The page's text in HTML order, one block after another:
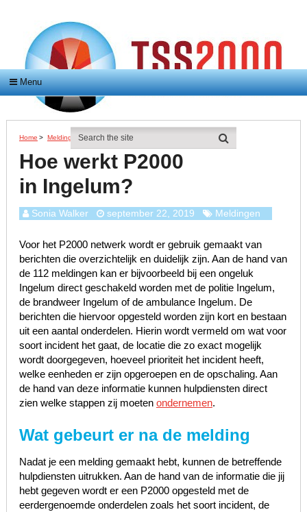
Menu
Home > Meldingen > Hoe Werkt P2000 In Ingelum?
Hoe werkt P2000
in Ingelum?
Sonia Walker september 22, 2019 Meldingen
Voor het P2000 netwerk wordt er gebruik gemaakt van
berichten die overzichtelijk en duidelijk zijn. Aan de hand van
de 112 meldingen kan er bijvoorbeeld bij een ongeluk
Ingelum direct geschakeld worden met de politie Ingelum,
de brandweer Ingelum of de ambulance Ingelum. De
berichten die hiervoor opgesteld worden zijn kort en bestaan
uit een aantal onderdelen. Hierin wordt vermeld om wat voor
soort incident het gaat, de locatie die zo exact mogelijk
wordt doorgegeven, hoeveel prioriteit het incident heeft,
welke eenheden er zijn opgeroepen en de opschaling. Aan
de hand van deze informatie kunnen hulpdiensten direct
zien welke stappen zij moeten ondernemen.
Wat gebeurt er na de melding
Nadat je een melding gemaakt hebt, kunnen de betreffende
hulpdiensten uitrukken. Aan de hand van de informatie die jij
hebt gegeven wordt er een P2000 opgesteld met de
eerdergenoemde onderdelen zoals het soort incident, de